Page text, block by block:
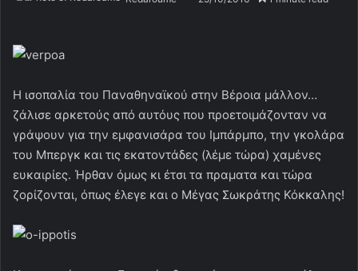
Η ισοπαλία του Παναθηναϊκού στην Βέροια μάλλον…
ζάλισε αρκετούς από αυτόυς που προετοιμάζονταν να
γράψουν για την εμφανισάρα του Ιμπάρμπο, την γκολάρα
του Μπεργκ και τις εκατοντάδες (λέμε τώρα) χαμένες
ευκαιρίες. Ήρθαν όμως κι έτσι τα πραματα και τώρα
ζορίζονται, όπως έλεγε και ο Μέγας Σωκράτης Κόκκαλης!